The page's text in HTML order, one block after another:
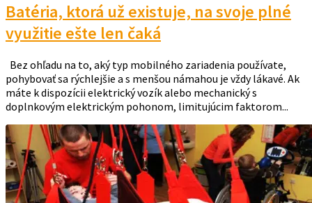
Batéria, ktorá už existuje, na svoje plné
využitie ešte len čaká
Bez ohľadu na to, aký typ mobilného zariadenia používate,
pohybovať sa rýchlejšie a s menšou námahou je vždy lákavé. Ak
máte k dispozícii elektrický vozík alebo mechanický s
doplnkovým elektrickým pohonom, limitujúcim faktorom...